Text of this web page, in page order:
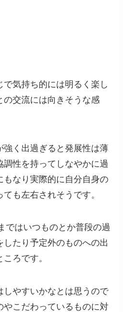
気持ち的には明るく楽し
の交流には向きそうな感
強く出過ぎると発展性は薄
調性を持ってしなやかに過
もなり実際的に自分自身の
も左右されそうです。
ではいつものとか普段の過
したり予定外のものへの出
ろです。
しやすいかなとは思うので
やこだわっているものに対